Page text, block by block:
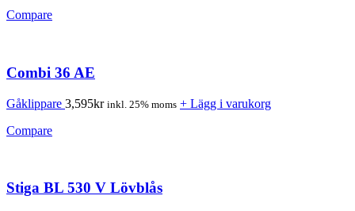
Compare
Combi 36 AE
Gåklippare 3,595kr inkl. 25% moms + Lägg i varukorg
Compare
Stiga BL 530 V Lövblås